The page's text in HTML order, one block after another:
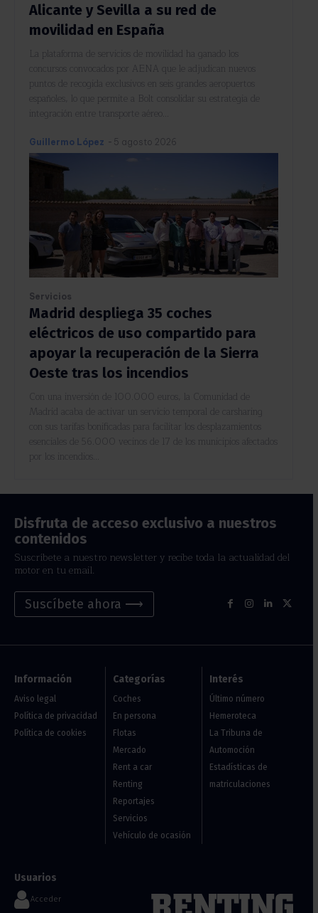
Alicante y Sevilla a su red de
movilidad en España
La plataforma de servicios de movilidad ha ganado los
concursos convocados por AENA que le adjudican nuevos
puntos de recogida exclusivos en seis grandes aeropuertos
españoles, lo que permite a Bolt consolidar su estrategia de
integración entre transporte aéreo...
Guillermo López - 5 agosto 2026
Servicios
Madrid despliega 35 coches
eléctricos de uso compartido para
apoyar la recuperación de la Sierra
Oeste tras los incendios
Con una inversión de 100.000 euros, la Comunidad de
Madrid acaba de activar un servicio temporal de carsharing
con sus tarifas bonificadas para facilitar los desplazamientos
esenciales de 56.000 vecinos de 17 de los municipios afectados
por los incendios...
Disfruta de acceso exclusivo a nuestros
contenidos
Suscríbete a nuestro newsletter y recibe toda la actualidad del
motor en tu email.
Suscíbete ahora ⟶
Información
Aviso legal
Política de privacidad
Política de cookies
Categorías
Coches
En persona
Flotas
Mercado
Rent a car
Renting
Reportajes
Servicios
Vehículo de ocasión
Interés
Último número
Hemeroteca
La Tribuna de
Automoción
Estadísticas de
matriculaciones
Usuarios
Acceder